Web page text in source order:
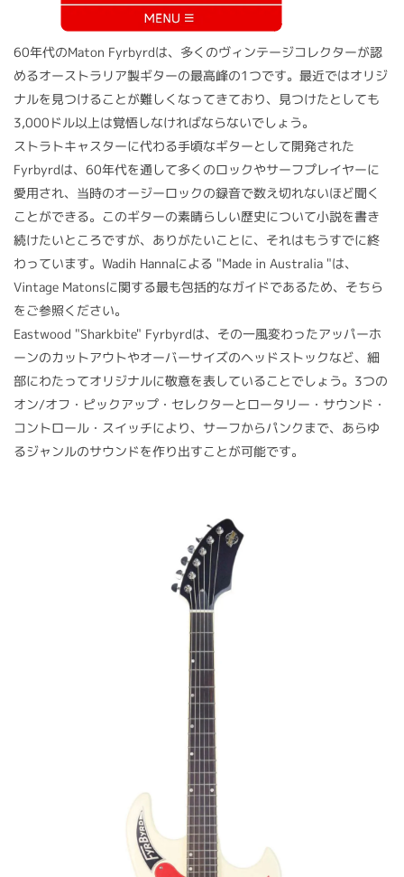
60年代のMaton Fyrbyrdは、多くのヴィンテージコレクターが認
めるオーストラリア製ギターの最高峰の1つです。最近ではオリジ
ナルを見つけることが難しくなってきており、見つけたとしても
3,000ドル以上は覚悟しなければならないでしょう。
ストラトキャスターに代わる手頃なギターとして開発された
Fyrbyrdは、60年代を通して多くのロックやサーフプレイヤーに
愛用され、当時のオージーロックの録音で数え切れないほど聞く
ことができる。このギターの素晴らしい歴史について小説を書き
続けたいところですが、ありがたいことに、それはもうすでに終
わっています。Wadih Hannaによる "Made in Australia "は、
Vintage Matonsに関する最も包括的なガイドであるため、そちら
をご参照ください。
Eastwood "Sharkbite" Fyrbyrdは、その一風変わったアッパーホ
ーンのカットアウトやオーバーサイズのヘッドストックなど、細
部にわたってオリジナルに敬意を表していることでしょう。3つの
オン/オフ・ピックアップ・セレクターとロータリー・サウンド・
コントロール・スイッチにより、サーフからパンクまで、あらゆ
るジャンルのサウンドを作り出すことが可能です。